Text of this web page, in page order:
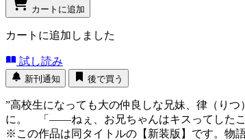
カートに追加
カートに追加しました
試し読み
新刊通知 後で買う
”高校生になっても大の仲良しな兄妹、律（り
に。 「――ねぇ、お兄ちゃんはキスってしたこ
※この作品は同タイトルの【新装版】です。物